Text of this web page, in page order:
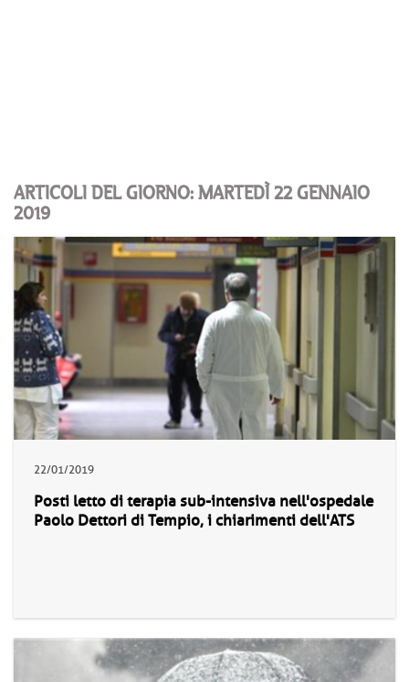
ARTICOLI DEL GIORNO: MARTEDÌ 22 GENNAIO
2019
22/01/2019
Posti letto di terapia sub-intensiva nell'ospedale
Paolo Dettori di Tempio, i chiarimenti dell'ATS